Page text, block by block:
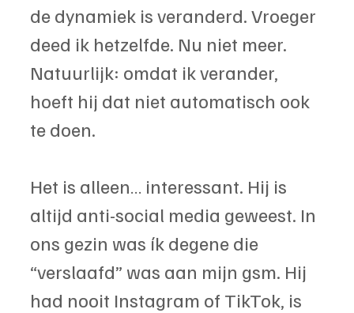
de dynamiek is veranderd. Vroeger
deed ik hetzelfde. Nu niet meer.
Natuurlijk: omdat ik verander,
hoeft hij dat niet automatisch ook
te doen.
Het is alleen… interessant. Hij is
altijd anti-social media geweest. In
ons gezin was ík degene die
“verslaafd” was aan mijn gsm. Hij
had nooit Instagram of TikTok, is